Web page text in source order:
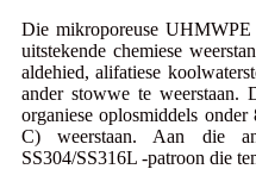
Die mikroporeuse
uitstekende chemiese
aldehied, alifatiese
ander stowwe te weerstaan.
organiese oplosmiddels
C) weerstaan. Aan die
SS304/SS316L -patroon die